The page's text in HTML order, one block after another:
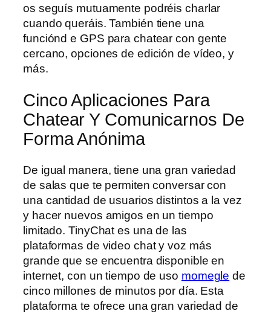
os seguís mutuamente podréis charlar
cuando queráis. También tiene una
funciónd e GPS para chatear con gente
cercano, opciones de edición de vídeo, y
más.
Cinco Aplicaciones Para
Chatear Y Comunicarnos De
Forma Anónima
De igual manera, tiene una gran variedad
de salas que te permiten conversar con
una cantidad de usuarios distintos a la vez
y hacer nuevos amigos en un tiempo
limitado. TinyChat es una de las
plataformas de video chat y voz más
grande que se encuentra disponible en
internet, con un tiempo de uso momegle de
cinco millones de minutos por día. Esta
plataforma te ofrece una gran variedad de